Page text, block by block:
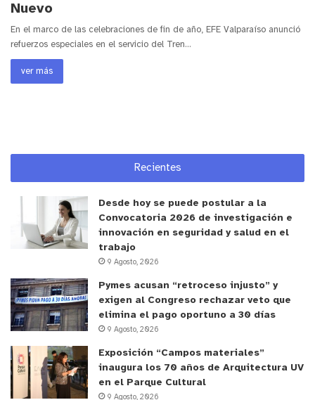
Nuevo
En el marco de las celebraciones de fin de año, EFE Valparaíso anunció
refuerzos especiales en el servicio del Tren…
ver más
Recientes
Desde hoy se puede postular a la
Convocatoria 2026 de investigación e
innovación en seguridad y salud en el
trabajo
9 Agosto, 2026
Pymes acusan “retroceso injusto” y
exigen al Congreso rechazar veto que
elimina el pago oportuno a 30 días
9 Agosto, 2026
Exposición “Campos materiales”
inaugura los 70 años de Arquitectura UV
en el Parque Cultural
9 Agosto, 2026